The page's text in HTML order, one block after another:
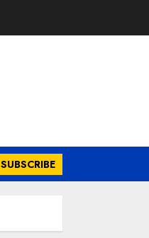
SUBSCRIBE